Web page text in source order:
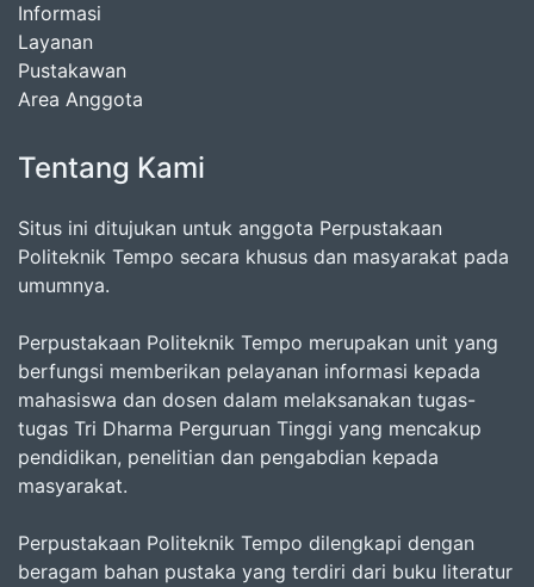
Informasi
Layanan
Pustakawan
Area Anggota
Tentang Kami
Situs ini ditujukan untuk anggota Perpustakaan
Politeknik Tempo secara khusus dan masyarakat pada
umumnya.
Perpustakaan Politeknik Tempo merupakan unit yang
berfungsi memberikan pelayanan informasi kepada
mahasiswa dan dosen dalam melaksanakan tugas-
tugas Tri Dharma Perguruan Tinggi yang mencakup
pendidikan, penelitian dan pengabdian kepada
masyarakat.
Perpustakaan Politeknik Tempo dilengkapi dengan
beragam bahan pustaka yang terdiri dari buku literatur